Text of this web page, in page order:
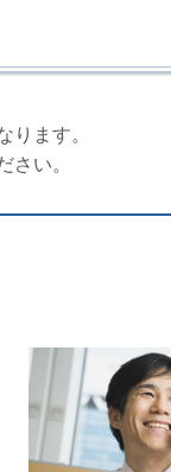
ります。
さい。